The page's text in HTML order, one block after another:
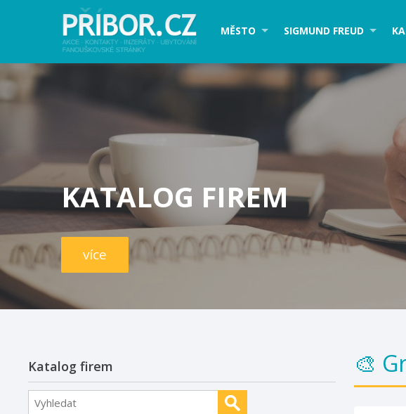
MĚSTO SIGMUND FREUD
KATALOG FIREM
více
🎨
Katalog firem